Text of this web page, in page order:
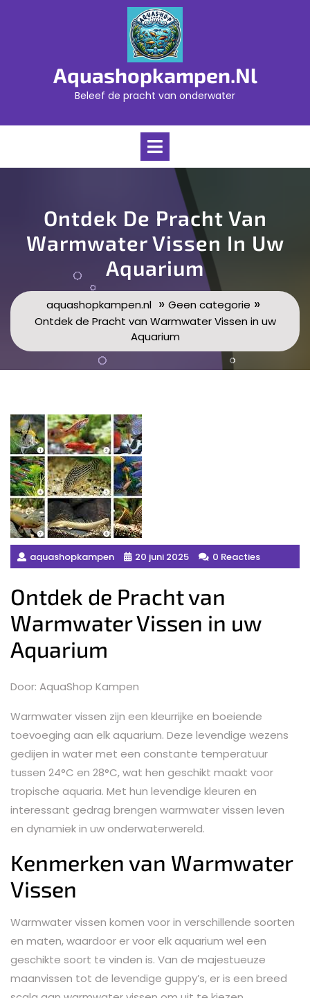
Aquashopkampen.nl
Beleef de pracht van onderwater
Open
Ontdek De Pracht Van
Warmwater Vissen In Uw
Aquarium
aquashopkampen.nl » Geen categorie »
Ontdek de Pracht van Warmwater Vissen in uw
Aquarium
aquashopkampen 20 juni 2025 0 Reacties
Ontdek de Pracht van
Warmwater Vissen in uw
Aquarium
Door: AquaShop Kampen
Warmwater vissen zijn een kleurrijke en boeiende
toevoeging aan elk aquarium. Deze levendige wezens
gedijen in water met een constante temperatuur
tussen 24°C en 28°C, wat hen geschikt maakt voor
tropische aquaria. Met hun levendige kleuren en
interessant gedrag brengen warmwater vissen leven
en dynamiek in uw onderwaterwereld.
Kenmerken van Warmwater
Vissen
Warmwater vissen komen voor in verschillende soorten
en maten, waardoor er voor elk aquarium wel een
geschikte soort te vinden is. Van de majestueuze
maanvissen tot de levendige guppy’s, er is een breed